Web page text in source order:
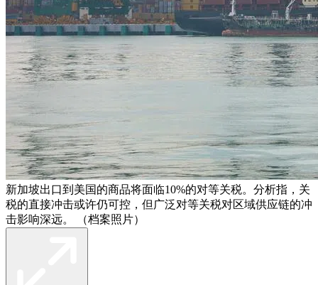
新加坡出口到美国的商品将面临10%的对等关税。分析指，关
税的直接冲击或许仍可控，但广泛对等关税对区域供应链的冲
击影响深远。 （档案照片）